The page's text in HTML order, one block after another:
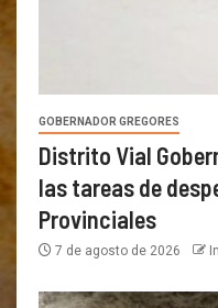
GOBERNADOR GREGORES
Distrito Vial
las tareas de
Provinciales
7 de agosto de 2026